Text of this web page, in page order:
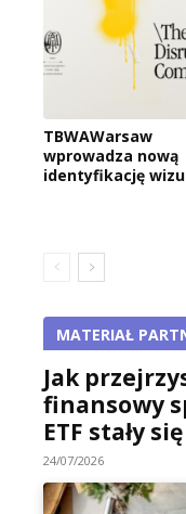
TBWAWarsaw
wprowadza nową
identyfikację
MATERIAŁ
Jak
finansowy
ETF stały
24/07/2026